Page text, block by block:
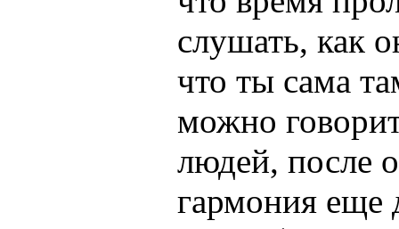
слушать, как
что ты сама
можно
людей, после
гармония еще